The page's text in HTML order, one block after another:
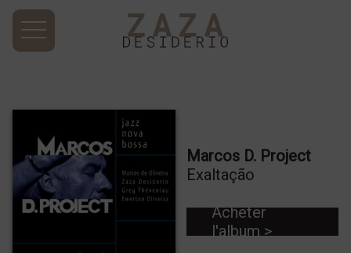
Marcos D. Project
Exaltação
Acheter
l'album >